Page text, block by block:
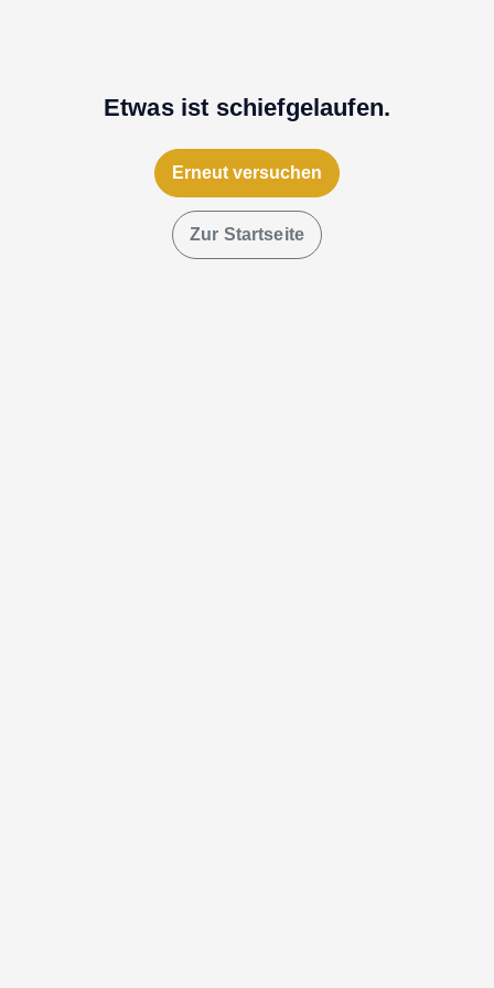
Etwas ist schiefgelaufen.
Erneut versuchen
Zur Startseite